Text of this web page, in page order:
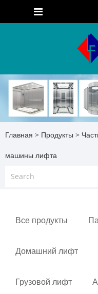
Главная > Продукты >
машины лифта
Все продукты
Домашний лифт
Грузовой лифт